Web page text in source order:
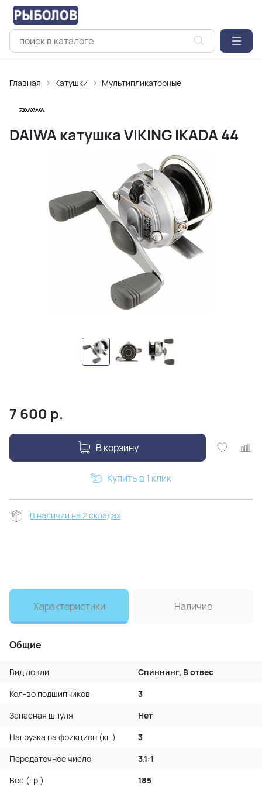
Главная Катушки Мультипликаторные
DAIWA катушка VIKING IKADA 44
7 600 р.
В корзину
Купить в 1 клик
В наличии на 2 складах
Характеристики Наличие
Общие
Вид ловли
Спиннинг, В отвес
Кол-во подшипников
3
Запасная шпуля
Нет
Нагрузка на фрикцион (кг.)
3
Передаточное число
3.1:1
Вес (гр.)
185